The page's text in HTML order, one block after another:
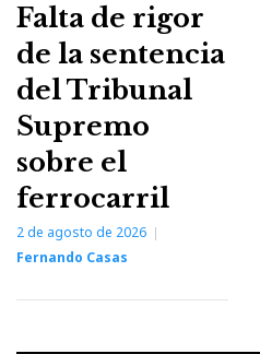
Falta de rigor
de la sentencia
del Tribunal
Supremo
sobre el
ferrocarril
2 de agosto de 2026
Fernando Casas